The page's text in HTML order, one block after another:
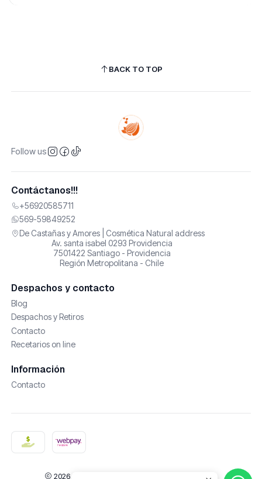
BACK TO TOP
Follow us
Contáctanos!!!
+56920585711
569-59849252
De Castañas y Amores | Cosmética Natural address
Av. santa isabel 0293 Providencia
7501422 Santiago - Providencia
Región Metropolitana - Chile
Despachos y contacto
Blog
Despachos y Retiros
Contacto
Recetarios on line
Información
Contacto
2026 De Castañas y Amores | Cosmética Natural.